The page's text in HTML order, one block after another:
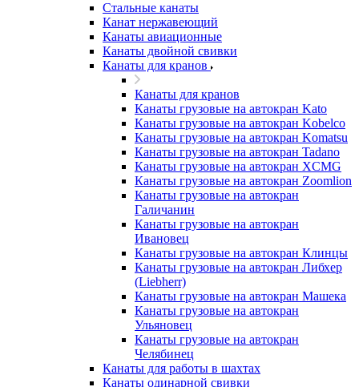
Стальные канаты
Канат нержавеющий
Канаты авиационные
Канаты двойной свивки
Канаты для кранов
Канаты для кранов
Канаты грузовые на автокран Kato
Канаты грузовые на автокран Kobelco
Канаты грузовые на автокран Komatsu
Канаты грузовые на автокран Tadano
Канаты грузовые на автокран XCMG
Канаты грузовые на автокран Zoomlion
Канаты грузовые на автокран
Галичанин
Канаты грузовые на автокран
Ивановец
Канаты грузовые на автокран Клинцы
Канаты грузовые на автокран Либхер
(Liebherr)
Канаты грузовые на автокран Машека
Канаты грузовые на автокран
Ульяновец
Канаты грузовые на автокран
Челябинец
Канаты для работы в шахтах
Канаты одинарной свивки